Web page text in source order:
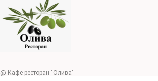
@ Кафе ресторан "Олива"